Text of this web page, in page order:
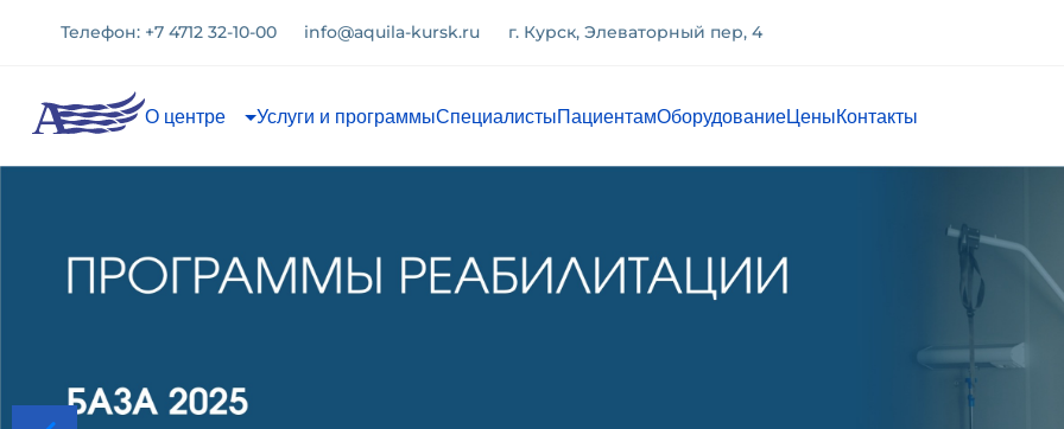
Телефон: +7 4712 32-10-00 info@aquila-kursk.ru г. Курск, Элеваторный пер, 4
О центре Услуги и программыСпециалистыПациентамОборудованиеЦеныКонтакты